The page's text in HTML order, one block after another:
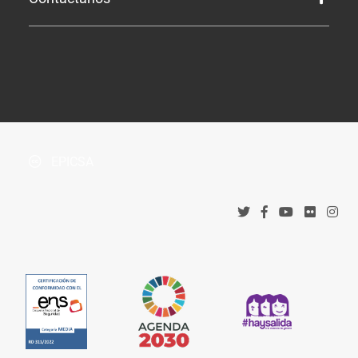
Tribunal Administrativo de Recursos Contractuales